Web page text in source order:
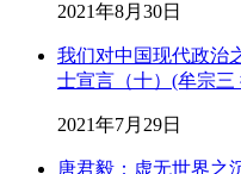
2021年8月30日
我们对中国现代政
士宣言（十）(牟宗
2021年7月29日
唐君毅：虚无世界之